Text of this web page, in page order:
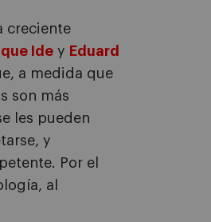
creciente
Ide y Eduard
a medida que
son más
les pueden
y
Por el
al